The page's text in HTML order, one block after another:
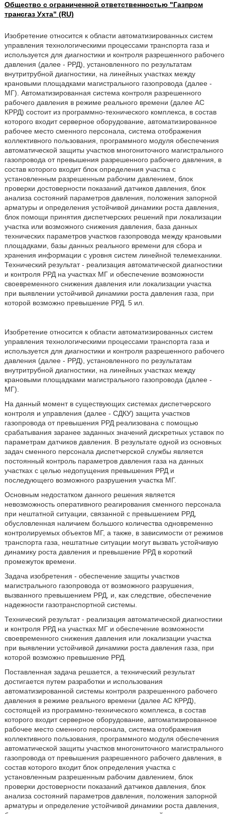
Общество с ограниченной ответственностью "Газпром
трансгаз Ухта" (RU)
Изобретение относится к области автоматизированных систем
управления технологическими процессами транспорта газа и
используется для диагностики и контроля разрешенного рабочего
давления (далее - РРД), установленного по результатам
внутритрубной диагностики, на линейных участках между
крановыми площадками магистрального газопровода (далее -
МГ). Автоматизированная система контроля разрешенного
рабочего давления в режиме реального времени (далее АС
КРРД) состоит из программно-технического комплекса, в состав
которого входит серверное оборудование, автоматизированное
рабочее место сменного персонала, система отображения
коллективного пользования, программного модуля обеспечения
автоматической защиты участков многониточного магистрального
газопровода от превышения разрешенного рабочего давления, в
состав которого входит блок определения участка с
установленным разрешенным рабочим давлением, блок
проверки достоверности показаний датчиков давления, блок
анализа состояний параметров давления, положения запорной
арматуры и определения устойчивой динамики роста давления,
блок помощи принятия диспетчерских решений при локализации
участка или возможного снижения давления, база данных
технических параметров участков газопровода между крановыми
площадками, базы данных реального времени для сбора и
хранения информации с уровня систем линейной телемеханики.
Технический результат - реализация автоматической диагностики
и контроля РРД на участках МГ и обеспечение возможности
своевременного снижения давления или локализации участка
при выявлении устойчивой динамики роста давления газа, при
которой возможно превышение РРД. 5 ил.
Изобретение относится к области автоматизированных систем
управления технологическими процессами транспорта газа и
используется для диагностики и контроля разрешенного рабочего
давления (далее - РРД), установленного по результатам
внутритрубной диагностики, на линейных участках между
крановыми площадками магистрального газопровода (далее -
МГ).
На данный момент в существующих системах диспетчерского
контроля и управления (далее - СДКУ) защита участков
газопровода от превышения РРД реализована с помощью
срабатывания заранее заданных значений дискретных уставок по
параметрам датчиков давления. В результате одной из основных
задач сменного персонала диспетчерской службы является
постоянный контроль параметров давления газа на данных
участках с целью недопущения превышения РРД и
последующего возможного разрушения участка МГ.
Основным недостатком данного решения является
невозможность оперативного реагирования сменного персонала
при нештатной ситуации, связанной с превышением РРД,
обусловленная наличием большого количества одновременно
контролируемых объектов МГ, а также, в зависимости от режимов
транспорта газа, нештатные ситуации могут вызвать устойчивую
динамику роста давления и превышение РРД в короткий
промежуток времени.
Задача изобретения - обеспечение защиты участков
магистрального газопровода от возможного разрушения,
вызванного превышением РРД, и, как следствие, обеспечение
надежности газотранспортной системы.
Технический результат - реализация автоматической диагностики
и контроля РРД на участках МГ и обеспечение возможности
своевременного снижения давления или локализации участка
при выявлении устойчивой динамики роста давления газа, при
которой возможно превышение РРД.
Поставленная задача решается, а технический результат
достигается путем разработки и использования
автоматизированной системы контроля разрешенного рабочего
давления в режиме реального времени (далее АС КРРД),
состоящей из программно-технического комплекса, в состав
которого входит серверное оборудование, автоматизированное
рабочее место сменного персонала, система отображения
коллективного пользования, программного модуля обеспечения
автоматической защиты участков многониточного магистрального
газопровода от превышения разрешенного рабочего давления, в
состав которого входит блок определения участка с
установленным разрешенным рабочим давлением, блок
проверки достоверности показаний датчиков давления, блок
анализа состояний параметров давления, положения запорной
арматуры и определение устойчивой динамики роста давления,